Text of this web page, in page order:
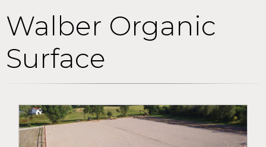
Walber Organic
Surface